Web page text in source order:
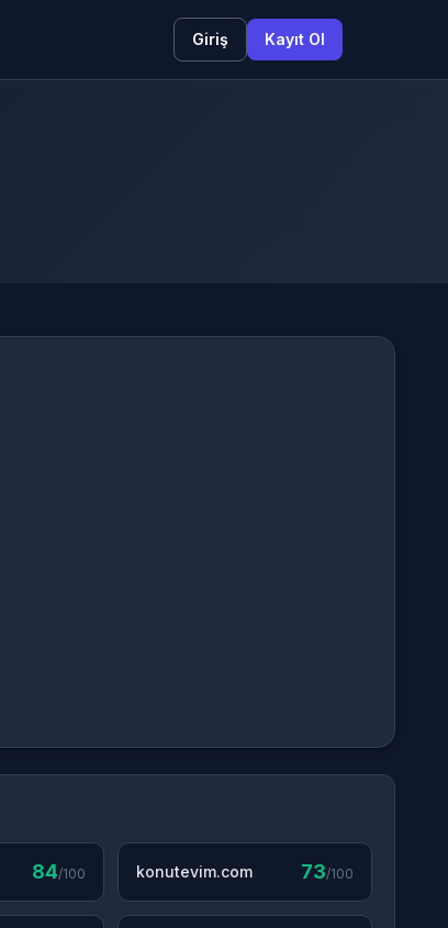
Giriş Kayıt Ol
84/100 konutevim.com 73/100